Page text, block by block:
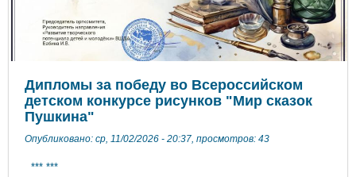
Дипломы за победу во Всероссийском
детском конкурсе рисунков "Мир сказок
Пушкина"
Опубликовано: ср, 11/02/2026 - 20:37, просмотров: 43
*** ***